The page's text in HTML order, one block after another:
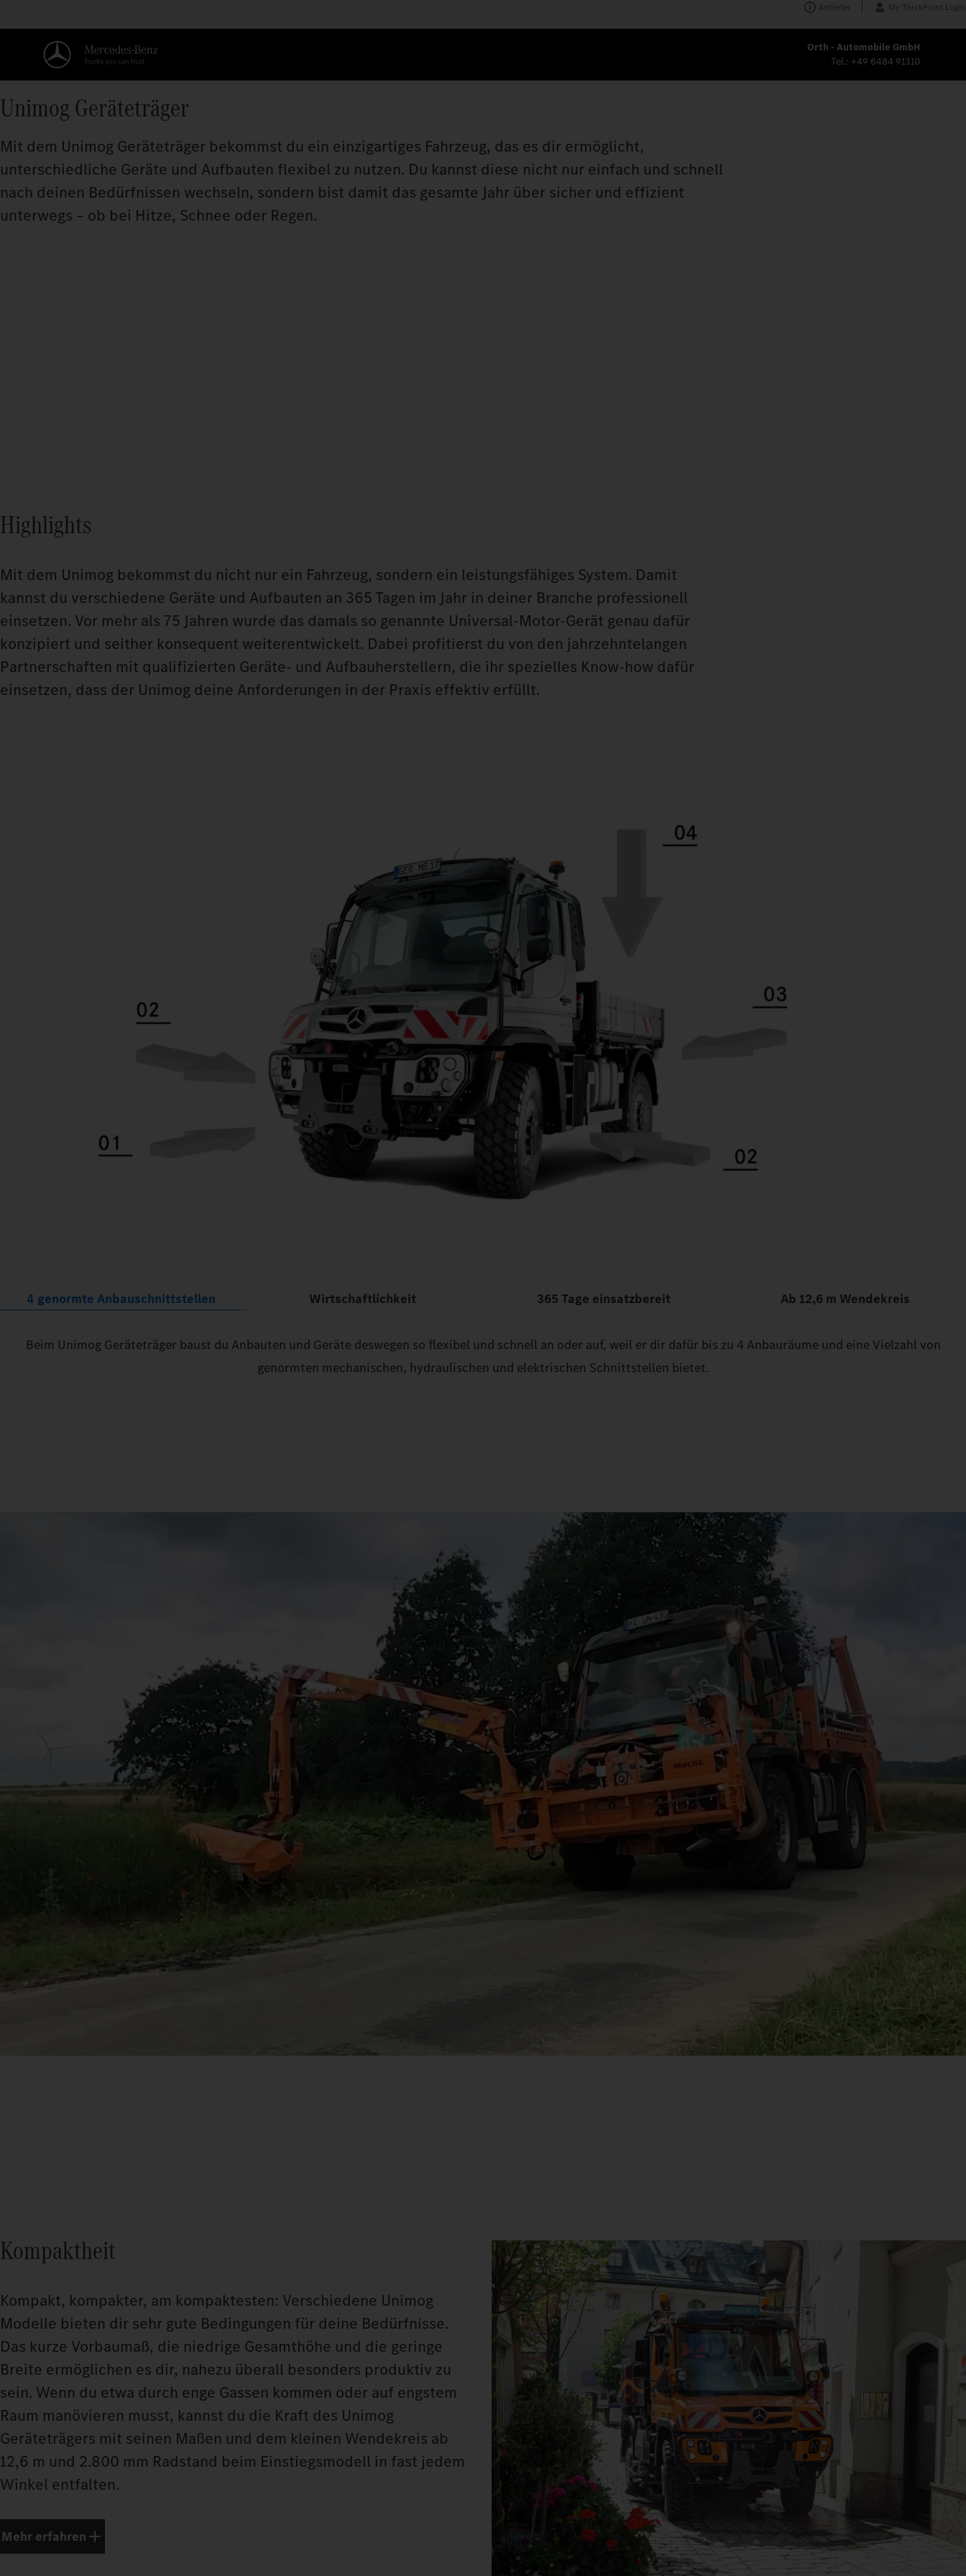
Anbieter My TruckPoint Login
Orth - Automobile GmbH
Tel.: +49 6484 91310
Unimog Geräteträger
Mit dem Unimog Geräteträger bekommst du ein einzigartiges Fahrzeug, das es dir ermöglicht,
unterschiedliche Geräte und Aufbauten flexibel zu nutzen. Du kannst diese nicht nur einfach und schnell
nach deinen Bedürfnissen wechseln, sondern bist damit das gesamte Jahr über sicher und effizient
unterwegs – ob bei Hitze, Schnee oder Regen.
Highlights
Mit dem Unimog bekommst du nicht nur ein Fahrzeug, sondern ein leistungsfähiges System. Damit
kannst du verschiedene Geräte und Aufbauten an 365 Tagen im Jahr in deiner Branche professionell
einsetzen. Vor mehr als 75 Jahren wurde das damals so genannte Universal-Motor-Gerät genau dafür
konzipiert und seither konsequent weiterentwickelt. Dabei profitierst du von den jahrzehntelangen
Partnerschaften mit qualifizierten Geräte- und Aufbauherstellern, die ihr spezielles Know-how dafür
einsetzen, dass der Unimog deine Anforderungen in der Praxis effektiv erfüllt.
4 genormte Anbauschnittstellen Wirtschaftlichkeit 365 Tage einsatzbereit Ab 12,6 m Wendekreis
Beim Unimog Geräteträger baust du Anbauten und Geräte deswegen so flexibel und schnell an oder auf, weil er dir dafür bis zu 4 Anbauräume und eine Vielzahl von
genormten mechanischen, hydraulischen und elektrischen Schnittstellen bietet.
Kompaktheit
Kompakt, kompakter, am kompaktesten: Verschiedene Unimog
Modelle bieten dir sehr gute Bedingungen für deine Bedürfnisse.
Das kurze Vorbaumaß, die niedrige Gesamthöhe und die geringe
Breite ermöglichen es dir, nahezu überall besonders produktiv zu
sein. Wenn du etwa durch enge Gassen kommen oder auf engstem
Raum manövieren musst, kannst du die Kraft des Unimog
Geräteträgers mit seinen Maßen und dem kleinen Wendekreis ab
12,6 m und 2.800 mm Radstand beim Einstiegsmodell in fast jedem
Winkel entfalten.
Mehr erfahren